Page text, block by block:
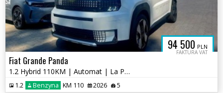
94 500 PLN
FAKTURA VAT
Fiat Grande Panda
1.2 Hybrid 110KM | Automat | La Prima | Pakiet Zimowy
1.2 Benzyna KM 110 2026 5